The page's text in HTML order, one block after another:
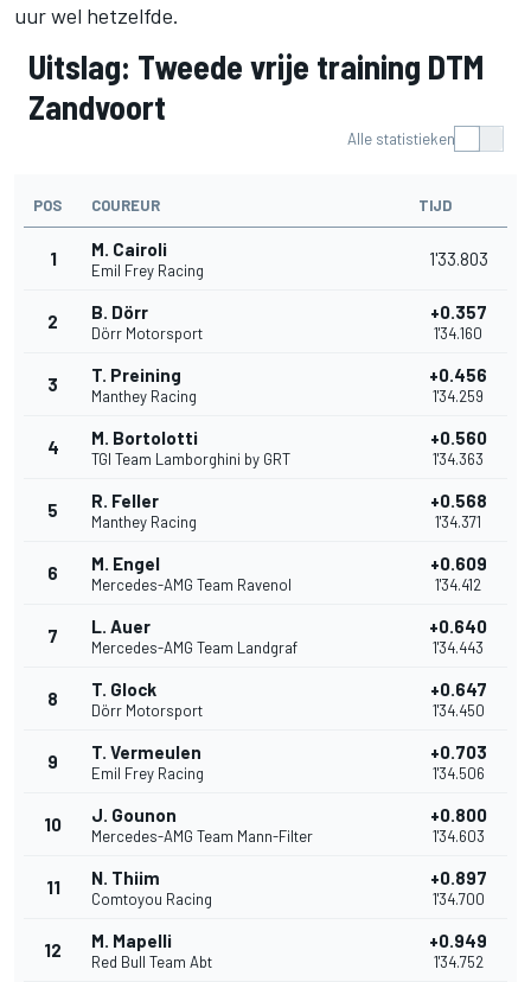
uur wel hetzelfde.
Uitslag: Tweede vrije training DTM
Zandvoort
Alle statistieken
POS COUREUR TIJD
1 M. Cairoli
Emil Frey Racing
1'33.803
2 B. Dörr
Dörr Motorsport
+0.357
1'34.160
3 T. Preining
Manthey Racing
+0.456
1'34.259
4 M. Bortolotti
TGI Team Lamborghini by GRT
+0.560
1'34.363
5 R. Feller
Manthey Racing
+0.568
1'34.371
6 M. Engel
Mercedes-AMG Team Ravenol
+0.609
1'34.412
7 L. Auer
Mercedes-AMG Team Landgraf
+0.640
1'34.443
8 T. Glock
Dörr Motorsport
+0.647
1'34.450
9 T. Vermeulen
Emil Frey Racing
+0.703
1'34.506
10 J. Gounon
Mercedes-AMG Team Mann-Filter
+0.800
1'34.603
11 N. Thiim
Comtoyou Racing
+0.897
1'34.700
12 M. Mapelli
Red Bull Team Abt
+0.949
1'34.752